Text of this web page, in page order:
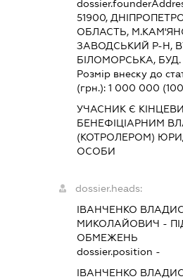
51900,
ОБЛАСТЬ,
ЗАВОДСЬКИЙ Р-Н,
БІЛОМОРСЬКА, БУД.
Розмір внеску до
(грн.): 1 000 000
УЧАСНИК Є
БЕНЕФІЦІАРНИМ
(КОТРОЛЕРОМ)
ОСОБИ
dossier.heads:
ІВАНЧЕНКО
МИКОЛАЙОВИЧ -
ОБМЕЖЕНЬ
dossier.position -
ІВАНЧЕНКО